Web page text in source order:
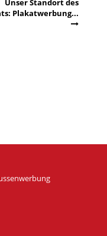
Unser Standort des
Plakatwerbung...